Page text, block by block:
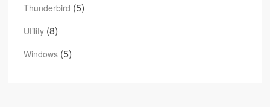
Thunderbird (5)
Utility (8)
Windows (5)